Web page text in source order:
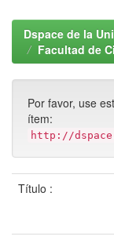
Dspace de la
Facultad de
Por favor, use
ítem:
http://
Título :